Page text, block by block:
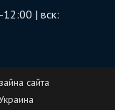
| вск:
сайта